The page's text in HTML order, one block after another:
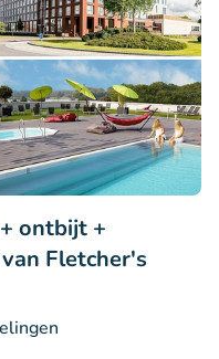
ontbijt +
Fletcher's